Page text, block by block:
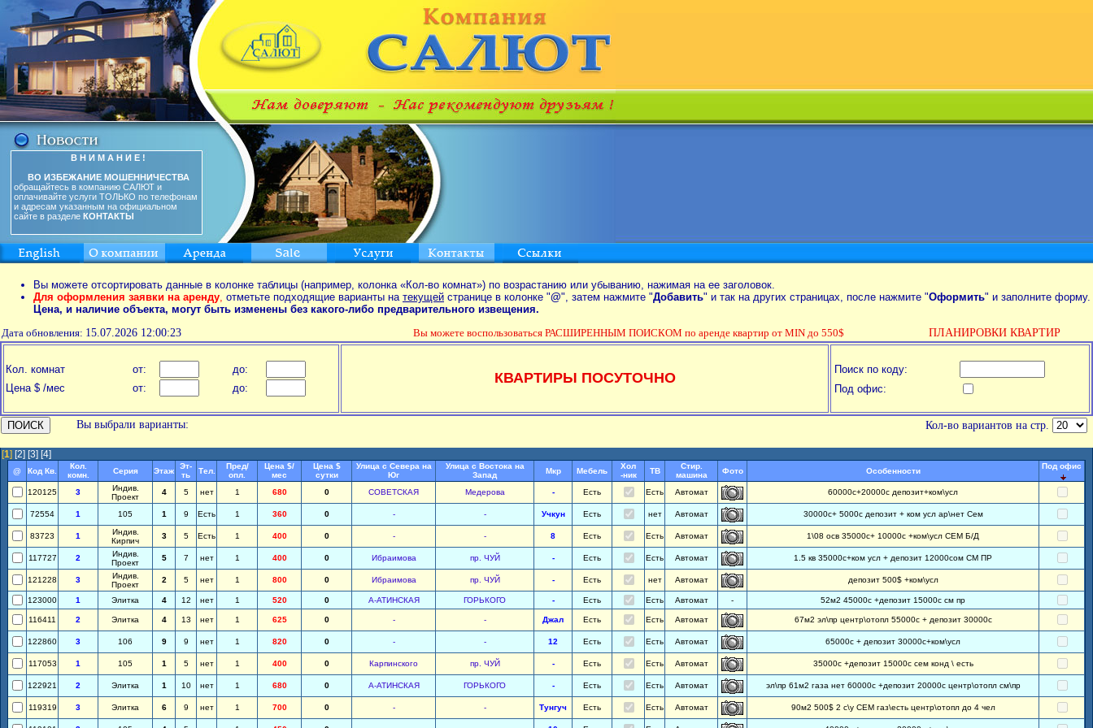
В Н И М А Н И Е !
ВО ИЗБЕЖАНИЕ МОШЕННИЧЕСТВА
обращайтесь в компанию САЛЮТ и
оплачивайте услуги ТОЛЬКО по телефонам
и адресам указанным на официальном
сайте в разделе КОНТАКТЫ
Вы можете отсортировать данные в колонке таблицы (например, колонка «Кол-во комнат») по возрастанию или убыванию, нажимая на ее заголовок.
Для оформления заявки на аренду, отметьте подходящие варианты на текущей странице в колонке "@", затем нажмите "Добавить" и так на других страницах, после нажмите "Оформить" и заполните форму.
Цена, и наличие объекта, могут быть изменены без какого-либо предварительного извещения.
Дата обновления: 15.07.2026 12:00:23 Вы можете воспользоваться РАСШИРЕННЫМ ПОИСКОМ по аренде квартир от MIN до 550$ ПЛАНИРОВКИ КВАРТИР
Кол. комнат от:
до:
Цена $ /мес
от: до:
КВАРТИРЫ ПОСУТОЧНО
Поиск по коду:
Под офис:
Вы выбрали варианты: Кол-во вариантов на стр.
[1] [2] [3] [4]
@ Код Кв.
Кол.
комн.
Серия Этаж
Эт-
ть
Тел.
Пред/
опл.
Цена $/
мес
Цена $
сутки
Улица с Севера на
Юг
Улица с Востока на
Запад
Мкр Мебель
Хол
-ник
ТВ
Стир.
машина
Фото Особенности
Под офис
120125 3
Индив.
Проект
4 5 нет 1 680 0 СОВЕТСКАЯ Медерова - Есть Есть Автомат 60000с+20000с депозит+ком\усл
72554 1 105 1 9 Есть 1 360 0 - - Учкун Есть нет Автомат 30000с+ 5000с депозит + ком усл ар\нет Сем
83723 1
Индив.
Кирпич
3 5 Есть 1 400 0 - - 8 Есть Есть Автомат 1\08 осв 35000с+ 10000с +ком\усл СЕМ Б/Д
117727 2
Индив.
Проект
5 7 нет 1 400 0 Ибраимова пр. ЧУЙ - Есть Есть Автомат 1.5 кв 35000с+ком усл + депозит 12000cом СМ ПР
121228 3
Индив.
Проект
2 5 нет 1 800 0 Ибраимова пр. ЧУЙ - Есть нет Автомат депозит 500$ +ком\усл
123000 1 Элитка 4 12 нет 1 520 0 А-АТИНСКАЯ ГОРЬКОГО - Есть Есть Автомат - 52м2 45000с +депозит 15000с см пр
116411 2 Элитка 4 13 нет 1 625 0 - - Джал Есть Есть Автомат 67м2 эл\пр центр\отопл 55000с + депозит 30000с
122860 3 106 9 9 нет 1 820 0 - - 12 Есть Есть Автомат 65000с + депозит 30000с+ком\усл
117053 1 105 1 5 нет 1 400 0 Карпинского пр. ЧУЙ - Есть Есть Автомат 35000с +депозит 15000с сем конд \ есть
122921 2 Элитка 1 10 нет 1 680 0 А-АТИНСКАЯ ГОРЬКОГО - Есть Есть Автомат эл\пр 61м2 газа нет 60000с +депозит 20000с центр\отопл см\пр
119319 3 Элитка 6 9 нет 1 700 0 - - Тунгуч Есть Есть Автомат 90м2 500$ 2 с\у СЕМ газ\есть центр\отопл до 4 чел